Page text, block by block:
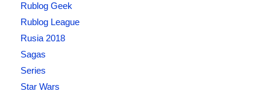
Rublog Geek
Rublog League
Rusia 2018
Sagas
Series
Star Wars